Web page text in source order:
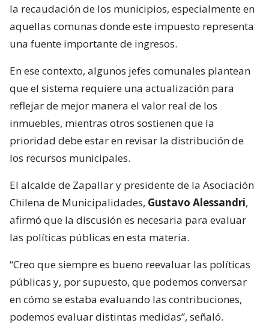
la recaudación de los municipios, especialmente en
aquellas comunas donde este impuesto representa
una fuente importante de ingresos.
En ese contexto, algunos jefes comunales plantean
que el sistema requiere una actualización para
reflejar de mejor manera el valor real de los
inmuebles, mientras otros sostienen que la
prioridad debe estar en revisar la distribución de
los recursos municipales.
El alcalde de Zapallar y presidente de la Asociación
Chilena de Municipalidades, Gustavo Alessandri,
afirmó que la discusión es necesaria para evaluar
las políticas públicas en esta materia.
“Creo que siempre es bueno reevaluar las políticas
públicas y, por supuesto, que podemos conversar
en cómo se estaba evaluando las contribuciones,
podemos evaluar distintas medidas”, señaló.